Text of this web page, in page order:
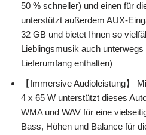
50 % schneller) und einen für
unterstützt außerdem AUX-
32 GB und bietet Ihnen so
Lieblingsmusik auch
Lieferumfang enthalten)
【Immersive Audioleistung】
4 x 65 W unterstützt dieses
WMA und WAV für eine
Bass, Höhen und Balance für